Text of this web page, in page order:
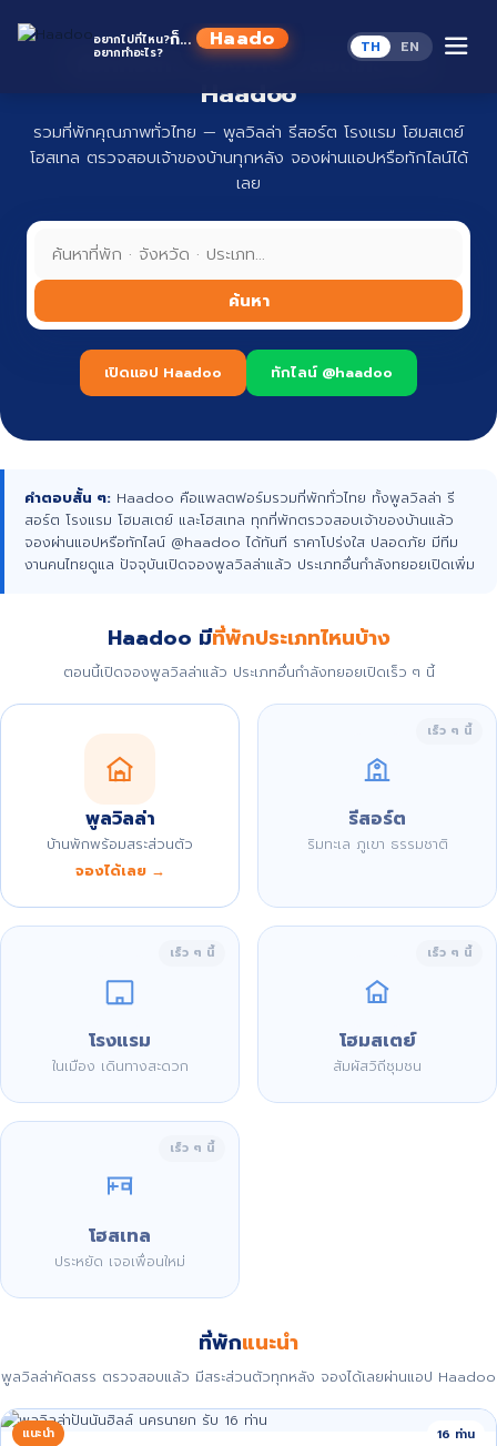
อยากไปที่ไหน?
อยากทำอะไร?
ก็... Haadoo
อ่านว่า หาดู
TH EN
ที่พักทั่วไทย จองง่าย ปลอดภัย กับ
Haadoo
รวมที่พักคุณภาพทั่วไทย — พูลวิลล่า รีสอร์ต โรงแรม โฮมสเตย์
โฮสเทล ตรวจสอบเจ้าของบ้านทุกหลัง จองผ่านแอปหรือทักไลน์ได้
เลย
ค้นหา
เปิดแอป Haadoo ทักไลน์ @haadoo
คำตอบสั้น ๆ: Haadoo คือแพลตฟอร์มรวมที่พักทั่วไทย ทั้งพูลวิลล่า รี
สอร์ต โรงแรม โฮมสเตย์ และโฮสเทล ทุกที่พักตรวจสอบเจ้าของบ้านแล้ว
จองผ่านแอปหรือทักไลน์ @haadoo ได้ทันที ราคาโปร่งใส ปลอดภัย มีทีม
งานคนไทยดูแล ปัจจุบันเปิดจองพูลวิลล่าแล้ว ประเภทอื่นกำลังทยอยเปิดเพิ่ม
Haadoo มีที่พักประเภทไหนบ้าง
ตอนนี้เปิดจองพูลวิลล่าแล้ว ประเภทอื่นกำลังทยอยเปิดเร็ว ๆ นี้
พูลวิลล่า
บ้านพักพร้อมสระส่วนตัว
จองได้เลย →
เร็ว ๆ นี้
รีสอร์ต
ริมทะเล ภูเขา ธรรมชาติ
เร็ว ๆ นี้
โรงแรม
ในเมือง เดินทางสะดวก
เร็ว ๆ นี้
โฮมสเตย์
สัมผัสวิถีชุมชน
เร็ว ๆ นี้
โฮสเทล
ประหยัด เจอเพื่อนใหม่
ที่พักแนะนำ
พูลวิลล่าคัดสรร ตรวจสอบแล้ว มีสระส่วนตัวทุกหลัง จองได้เลยผ่านแอป Haadoo
แนะนำ 16 ท่าน